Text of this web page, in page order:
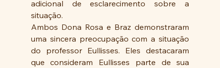
adicional de esclarecimento sobre a
situação.
Ambos Dona Rosa e Braz demonstraram
uma sincera preocupação com a situação
do professor Eullisses. Eles destacaram
que consideram Eullisses parte de sua